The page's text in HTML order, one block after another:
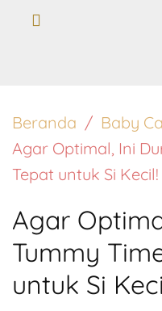
Beranda
Baby
Agar Optimal, Ini
Tepat untuk Si Kecil!
Agar
Tummy
untuk Si